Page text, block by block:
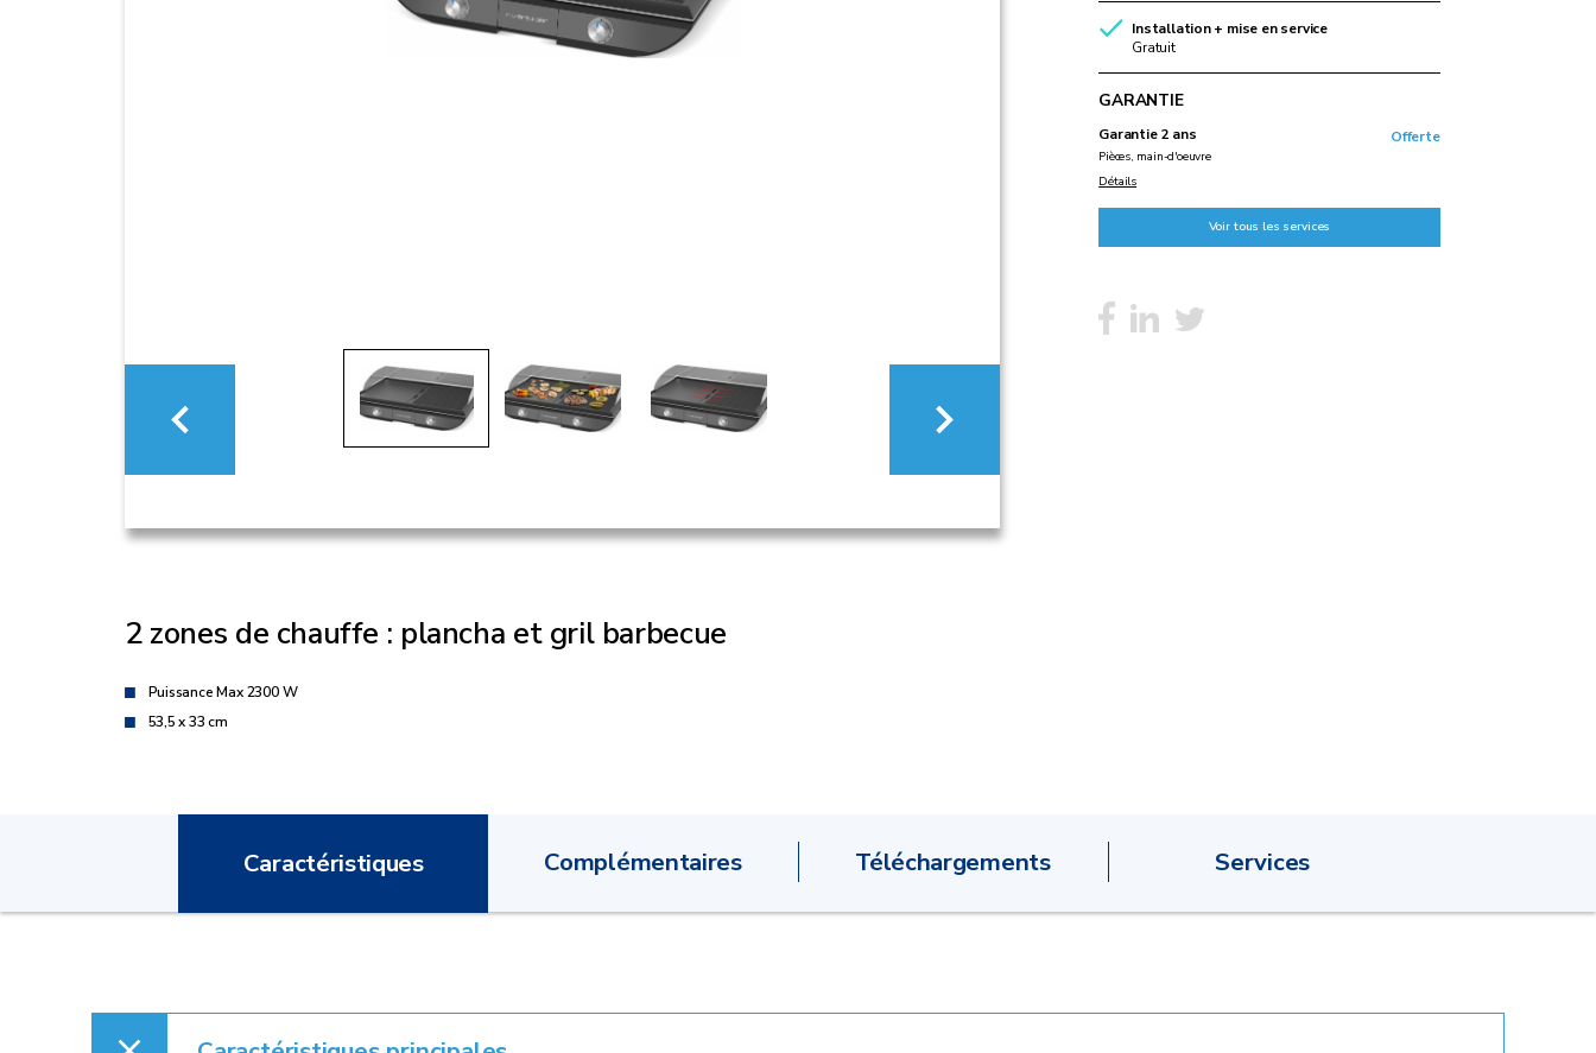
Installation + mise en service
Gratuit
GARANTIE
Garantie 2 ans
Pièces, main-d'oeuvre
Détails
Offerte
Voir tous les services
2 zones de chauffe : plancha et gril barbecue
Puissance Max 2300 W
53,5 x 33 cm
Caractéristiques Complémentaires Téléchargements Services